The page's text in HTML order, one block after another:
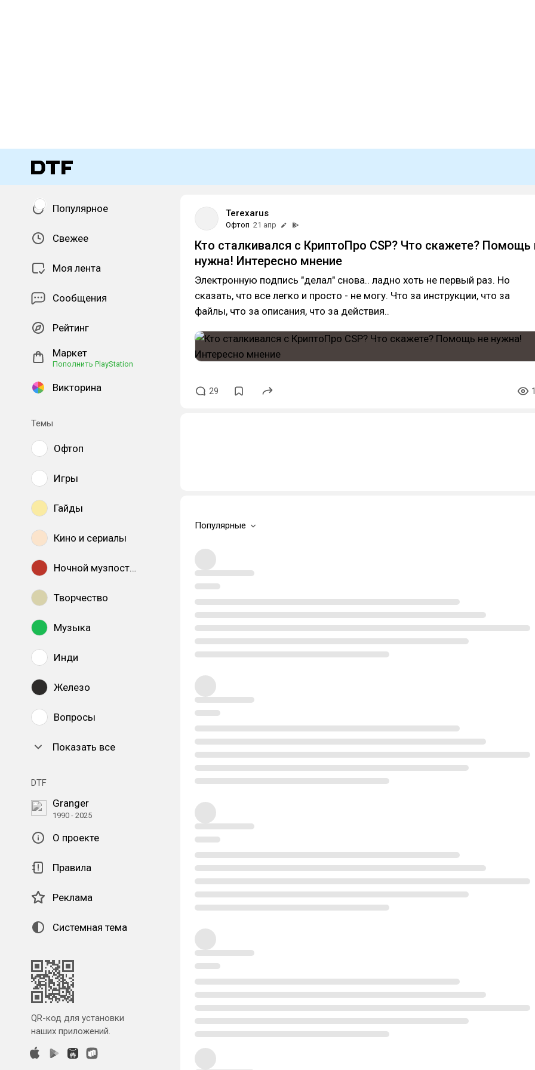
Популярное
Свежее
Моя лента
Сообщения
Рейтинг
Маркет
Пополнить PlayStation
Викторина
Темы
Офтоп
Игры
Гайды
Кино и сериалы
Ночной музпостинг
Творчество
Музыка
Инди
Железо
Вопросы
Показать все
DTF
Granger
1990 - 2025
О проекте
Правила
Реклама
Системная тема
QR-код для установки
наших приложений.
Terexarus
Офтоп 21 апр
Кто сталкивался с КриптоПро CSP? Что скажете? Помощь
нужна! Интересно мнение
Электронную подпись "делал" снова.. ладно хоть не первый раз. Но
сказать, что все легко и просто - не могу. Что за инструкции, что за
файлы, что за описания, что за действия..
29
Популярные